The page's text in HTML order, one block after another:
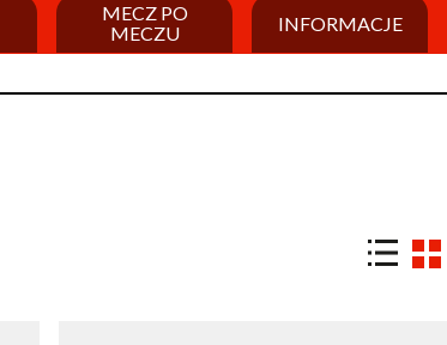
MECZ PO
MECZU
INFORMACJE